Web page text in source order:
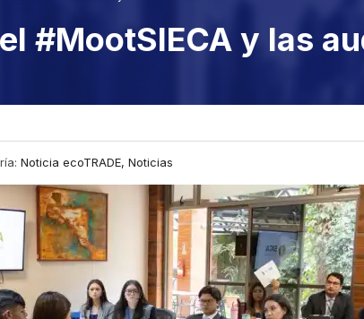
#MootSIECA y las
Noticia ecoTRADE, Noticias